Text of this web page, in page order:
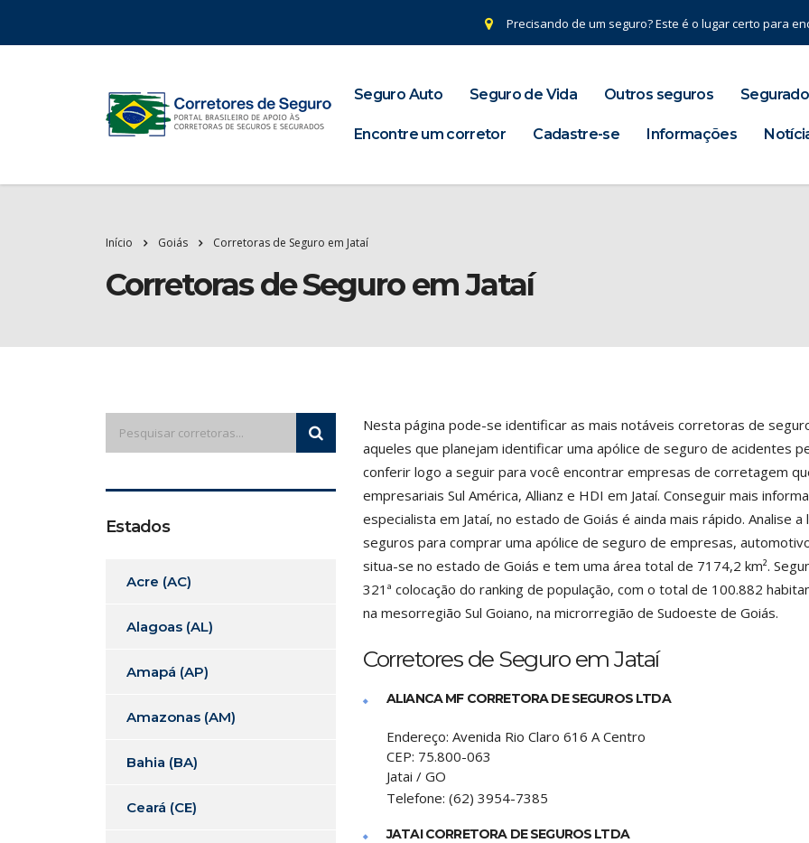
Precisando de um seguro? Este é o lugar certo para
Seguro Auto Seguro de Vida Outros seguros
Encontre um corretor Cadastre-se Informações
Início Goiás Corretoras de Seguro em Jataí
Corretoras de Seguro em Jataí
Nesta página pode-se identificar as mais notáveis corretoras de
aqueles que planejam identificar uma apólice de seguro de acidentes
conferir logo a seguir para você encontrar empresas de corretagem
empresariais Sul América, Allianz e HDI em Jataí. Conseguir mais
especialista em Jataí, no estado de Goiás é ainda mais rápido. Analise
seguros para comprar uma apólice de seguro de empresas,
situa-se no estado de Goiás e tem uma área total de 7174,2 km².
321ª colocação do ranking de população, com o total de 100.882
na mesorregião Sul Goiano, na microrregião de Sudoeste de Goiás.
Corretores de Seguro em Jataí
ALIANCA MF CORRETORA DE SEGUROS LTDA
Endereço: Avenida Rio Claro 616 A Centro
CEP: 75.800-063
Jatai / GO
Telefone: (62) 3954-7385
JATAI CORRETORA DE SEGUROS LTDA
Estados
Acre (AC)
Alagoas (AL)
Amapá (AP)
Amazonas (AM)
Bahia (BA)
Ceará (CE)